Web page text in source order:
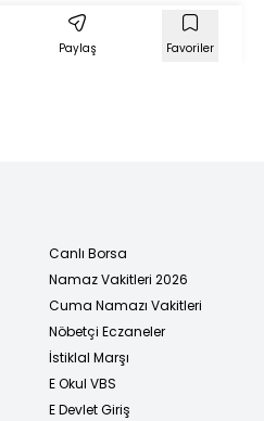
Paylaş Favoriler
Canlı Borsa
Namaz Vakitleri 2026
Cuma Namazı Vakitleri
Nöbetçi Eczaneler
İstiklal Marşı
E Okul VBS
E Devlet Giriş